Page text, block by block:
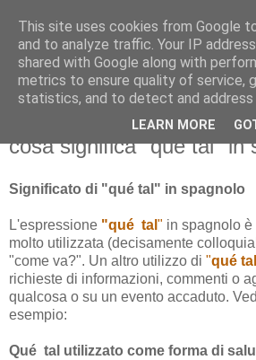
venerdì 7 settembre 2012
cosa significa "qué tal" in
Significato di "qué tal" in spagnolo
L'espressione "qué tal " in spagnolo
molto utilizzata (decisamente
"come va?". Un altro utilizzo di "qué tal
richieste di informazioni, commenti o
qualcosa o su un evento accaduto.
esempio:
Qué tal utilizzato come forma di
This site uses cookies from Google
and to analyze traffic. Your IP
shared with Google along with
metrics to ensure quality of service,
statistics, and to detect and address
LEARN MORE